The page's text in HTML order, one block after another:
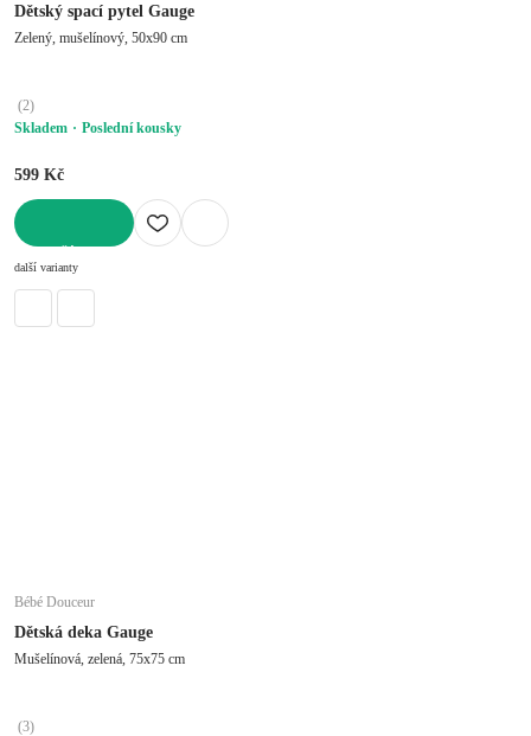
Dětský spací pytel Gauge
Zelený, mušelínový, 50x90 cm
(2)
Skladem
Poslední kousky
599 Kč
další varianty
Bébé Douceur
Dětská deka Gauge
Mušelínová, zelená, 75x75 cm
(3)